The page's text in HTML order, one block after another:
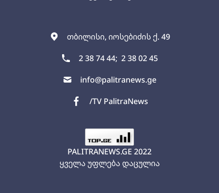
თბილისი, იოსებიძის ქ. 49
2 38 74 44; 2 38 02 45
info@palitranews.ge
/TV PalitraNews
PALITRANEWS.GE 2022
ყველა უფლება დაცულია